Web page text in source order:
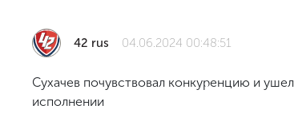
42 rus 04.06.2024 00:48:51
Cухачев почувствовал конкуренцию и
исполнении